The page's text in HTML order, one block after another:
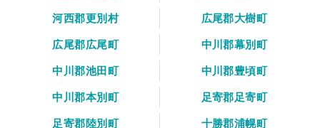
河西郡更別村
広尾郡大樹町
広尾郡広尾町
中川郡幕別町
中川郡池田町
中川郡豊頃町
中川郡本別町
足寄郡足寄町
足寄郡陸別町
十勝郡浦幌町